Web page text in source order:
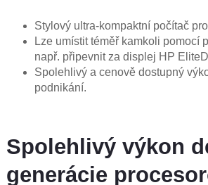
Stylový ultra-kompaktní počítač
Lze umístit téměř kamkoli pomocí
např. připevnit za displej HP
Spolehlivý a cenově dostupný
podnikání.
Spolehlivý výkon
generácie